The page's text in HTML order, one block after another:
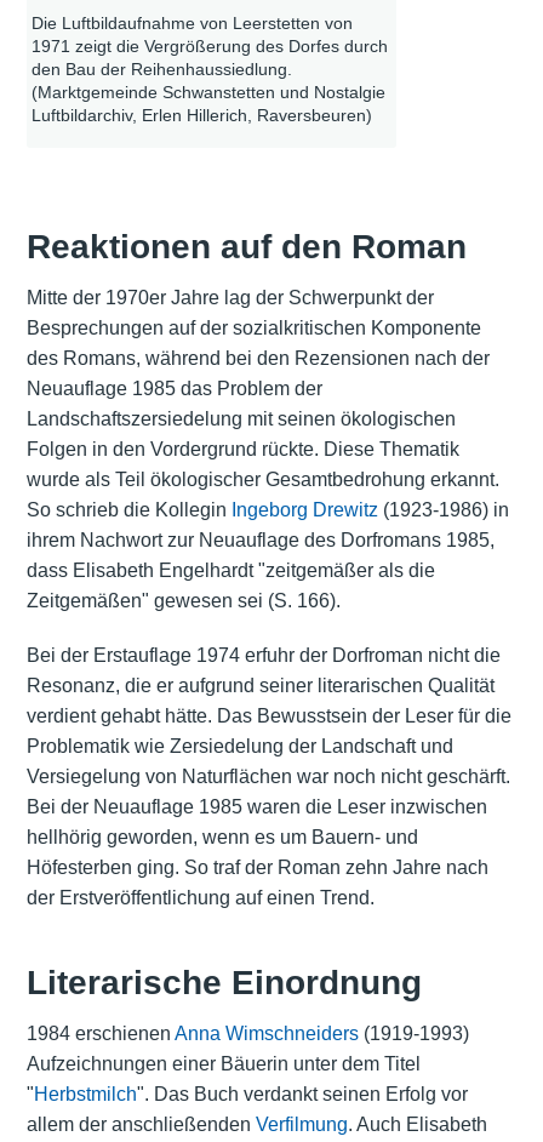
Die Luftbildaufnahme von Leerstetten von
1971 zeigt die Vergrößerung des Dorfes durch
den Bau der Reihenhaussiedlung.
(Marktgemeinde Schwanstetten und Nostalgie
Luftbildarchiv, Erlen Hillerich, Raversbeuren)
Reaktionen auf den Roman
Mitte der 1970er Jahre lag der Schwerpunkt der
Besprechungen auf der sozialkritischen Komponente
des Romans, während bei den Rezensionen nach der
Neuauflage 1985 das Problem der
Landschaftszersiedelung mit seinen ökologischen
Folgen in den Vordergrund rückte. Diese Thematik
wurde als Teil ökologischer Gesamtbedrohung erkannt.
So schrieb die Kollegin Ingeborg Drewitz (1923-1986) in
ihrem Nachwort zur Neuauflage des Dorfromans 1985,
dass Elisabeth Engelhardt "zeitgemäßer als die
Zeitgemäßen" gewesen sei (S. 166).
Bei der Erstauflage 1974 erfuhr der Dorfroman nicht die
Resonanz, die er aufgrund seiner literarischen Qualität
verdient gehabt hätte. Das Bewusstsein der Leser für die
Problematik wie Zersiedelung der Landschaft und
Versiegelung von Naturflächen war noch nicht geschärft.
Bei der Neuauflage 1985 waren die Leser inzwischen
hellhörig geworden, wenn es um Bauern- und
Höfesterben ging. So traf der Roman zehn Jahre nach
der Erstveröffentlichung auf einen Trend.
Literarische Einordnung
1984 erschienen Anna Wimschneiders(1919-1993)
Aufzeichnungen einer Bäuerin unter dem Titel
"Herbstmilch". Das Buch verdankt seinen Erfolg vor
allem der anschließenden Verfilmung. Auch Elisabeth